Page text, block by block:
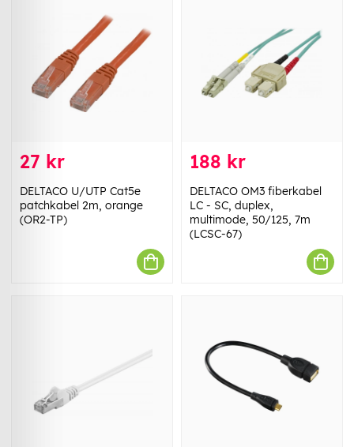
27 kr
DELTACO U/UTP Cat5e
patchkabel 2m, orange
(OR2-TP)
188 kr
DELTACO OM3 fiberkabel
LC - SC, duplex,
multimode, 50/125, 7m
(LCSC-67)